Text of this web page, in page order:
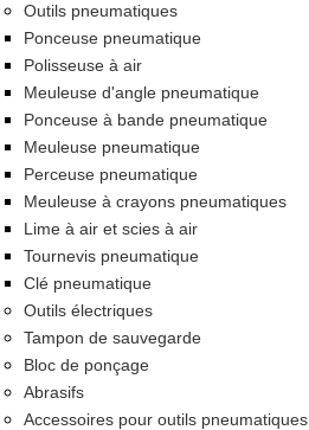
Outils pneumatiques
Ponceuse pneumatique
Polisseuse à air
Meuleuse d'angle pneumatique
Ponceuse à bande pneumatique
Meuleuse pneumatique
Perceuse pneumatique
Meuleuse à crayons pneumatiques
Lime à air et scies à air
Tournevis pneumatique
Clé pneumatique
Outils électriques
Tampon de sauvegarde
Bloc de ponçage
Abrasifs
Accessoires pour outils pneumatiques